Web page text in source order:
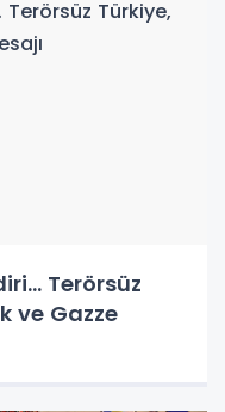
Terörsüz
ve Gazze